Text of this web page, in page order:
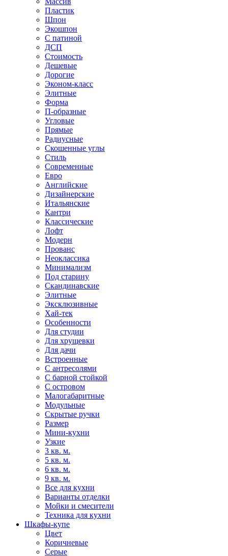
Пластик
Шпон
Экошпон
С патиной
ДСП
Стоимость
Дешевые
Дорогие
Эконом-класс
Элитные
Форма
П-образные
Угловые
Прямые
Радиусные
Скошенные углы
Стиль
Современные
Евро
Английские
Дизайнерские
Итальянские
Кантри
Классические
Лофт
Модерн
Прованс
Неоклассика
Минимализм
Под старину
Скандинавские
Элитные
Эксклюзивные
Хай-тек
Особенности
Для студии
Для хрущевки
Для дачи
Встроенные
С антресолями
С барной стойкой
С островом
Малогабаритные
Модульные
Скрытые ручки
Размер
Мини-кухни
Узкие
3 кв. м.
5 кв. м.
6 кв. м.
9 кв. м.
Все для кухни
Варианты отделки
Мойки и смесители
Техника для кухни
Шкафы-купе
Цвет
Коричневые
Серые